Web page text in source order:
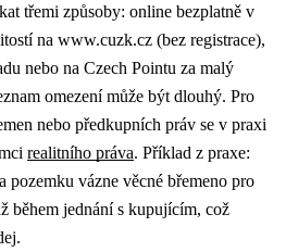
třemi způsoby: online bezplatně v
na www.cuzk.cz (bez registrace),
nebo na Czech Pointu za malý
omezení může být dlouhý. Pro
nebo předkupních práv se v praxi
realitního práva. Příklad z praxe:
pozemku vázne věcné břemeno pro
během jednání s kupujícím, což